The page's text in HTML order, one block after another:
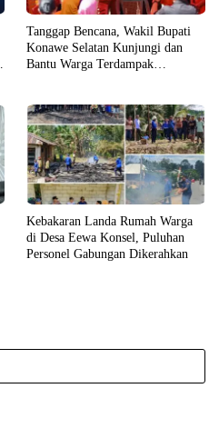
Tanggap Bencana, Wakil Bupati
Konawe Selatan Kunjungi dan
Bantu Warga Terdampak
Kebakaran Landa Rumah Warga
di Desa Eewa Konsel, Puluhan
Personel Gabungan Dikerahkan